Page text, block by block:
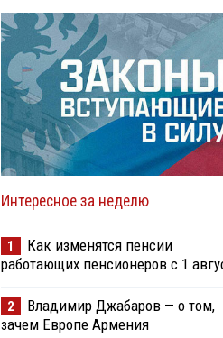
Интересное за неделю
1
Как изменятся пенсии
работающих пенсионеров с 1
2
Владимир Джабаров — о том,
зачем Европе Армения